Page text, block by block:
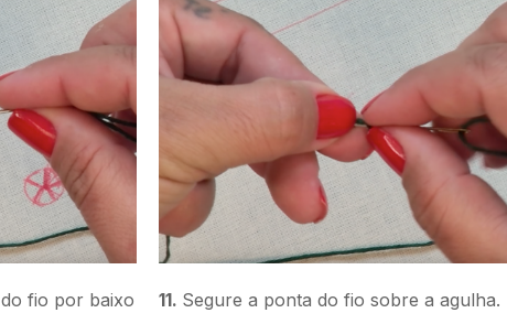
fio por baixo
11. Segure a ponta do fio sobre a agulha.